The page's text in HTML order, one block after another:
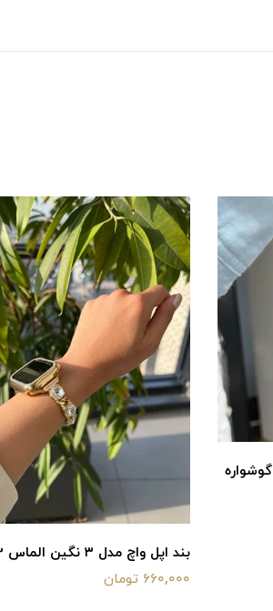
بند اپل واچ مدل Blue diamond گوشواره
بند اپل واچ مدل ۳ نگین الماس BA1353
660,000 تومان